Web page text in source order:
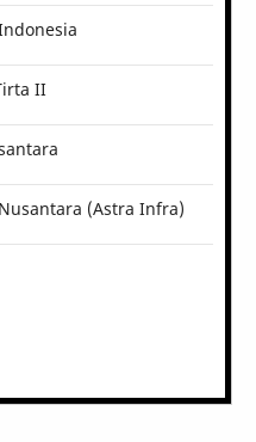
II
(Astra Infra)